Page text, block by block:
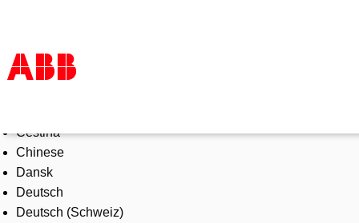
Products & Solutions
Industries
Services
About us
Where to buy
Čeština
Chinese
Dansk
Deutsch
Deutsch (Schweiz)